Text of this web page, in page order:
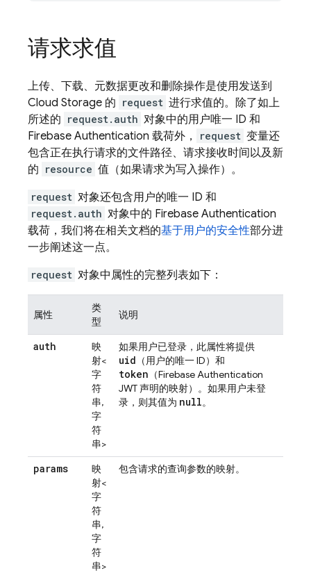
请求求值
上传、下载、元数据更改和删除操作是使用发送到
Cloud Storage 的 request 进行求值的。除了如上
所述的 request.auth 对象中的用户唯一 ID 和
Firebase Authentication 载荷外， request 变量还
包含正在执行请求的文件路径、请求接收时间以及新
的 resource 值（如果请求为写入操作）。
request 对象还包含用户的唯一 ID 和
request.auth 对象中的 Firebase Authentication
载荷，我们将在相关文档的基于用户的安全性部分进
一步阐述这一点。
request 对象中属性的完整列表如下：
属性
类
型
说明
auth
映
射<
字
符
串,
字
符
串>
如果用户已登录，此属性将提供
uid （用户的唯一 ID）和
token （Firebase Authentication
JWT 声明的映射）。如果用户未登
录，则其值为 null。
params
映
射<
字
符
串,
字
符
串>
包含请求的查询参数的映射。